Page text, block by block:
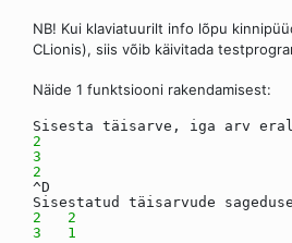
NB! Kui klaviatuurilt info lõpu
CLionis), siis võib käivitada
Näide 1 funktsiooni rakendamisest:
Sisesta täisarve, iga arv
2
3
2
^D
Sisestatud täisarvude
2
2
3
1